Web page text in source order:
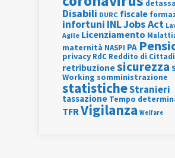
Disabili DURC fiscale
infortuni INLJobs Act
Agile Licenziamento
maternità NASPI PA
privacy RdC Reddito di
retribuzionesicurezza
Working somministrazione
statisticheStranieri
tassazione Tempo
TFR Vigilanza Welfare